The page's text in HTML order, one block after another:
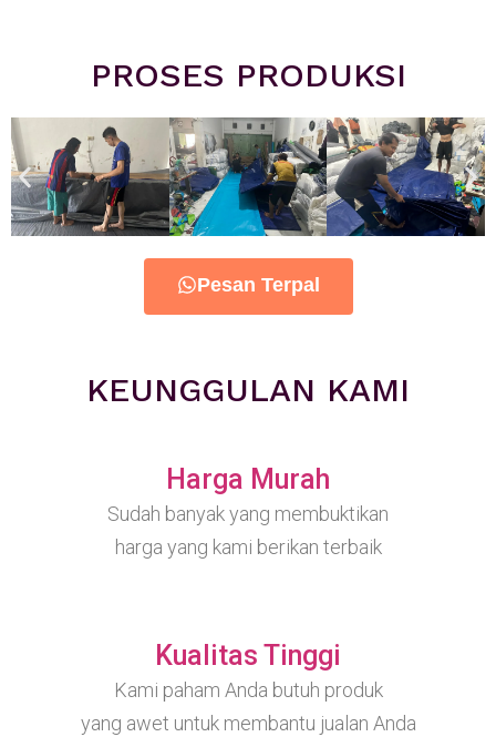
PROSES PRODUKSI
Pesan Terpal
KEUNGGULAN KAMI
Harga Murah
Sudah banyak yang membuktikan
harga yang kami berikan terbaik
Kualitas Tinggi
Kami paham Anda butuh produk
yang awet untuk membantu jualan Anda